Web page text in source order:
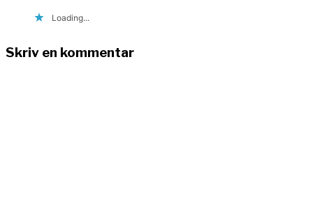
Loading...
Skriv en kommentar